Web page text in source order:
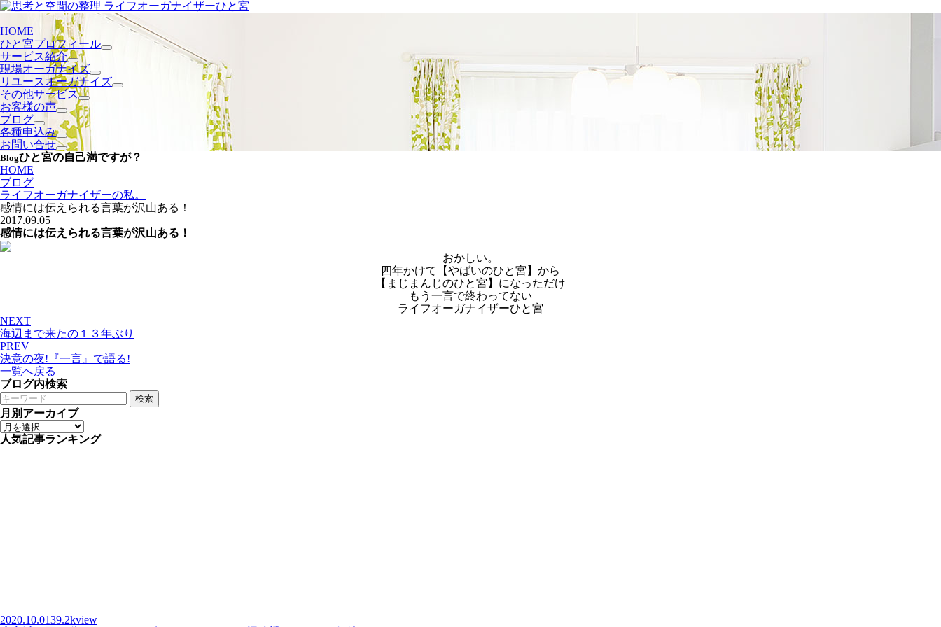
HOME
ひと宮プロフィール
サービス紹介
現場オーガナイズ
リユースオーガナイズ
その他サービス
お客様の声
ブログ
各種申込み
お問い合せ
Blogひと宮の自己満ですが？
HOME
ブログ
ライフオーガナイザーの私。
感情には伝えられる言葉が沢山ある！
2017.09.05
感情には伝えられる言葉が沢山ある！
おかしい。
四年かけて【やばいのひと宮】から
【まじまんじのひと宮】になっただけ
もう一言で終わってない
ライフオーガナイザーひと宮
NEXT
海辺まで来たの１３年ぶり
PREV
決意の夜!『一言』で語る!
一覧へ戻る
ブログ内検索
検索
月別アーカイブ
人気記事ランキング
2020.10.0139.2kview